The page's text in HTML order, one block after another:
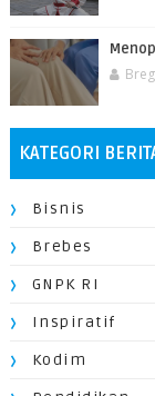
KATEGORI
Bisnis
Brebes
GNPK RI
Inspiratif
Kodim